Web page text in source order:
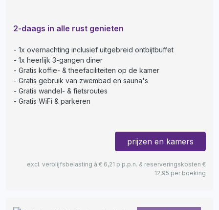
2-daags in alle rust genieten
1x overnachting inclusief uitgebreid ontbijtbuffet
1x heerlijk 3-gangen diner
Gratis koffie- & theefaciliteiten op de kamer
Gratis gebruik van zwembad en sauna's
Gratis wandel- & fietsroutes
Gratis WiFi & parkeren
prijzen en kamers
excl. verblijfsbelasting à € 6,21 p.p.p.n. & reserveringskosten €
12,95 per boeking